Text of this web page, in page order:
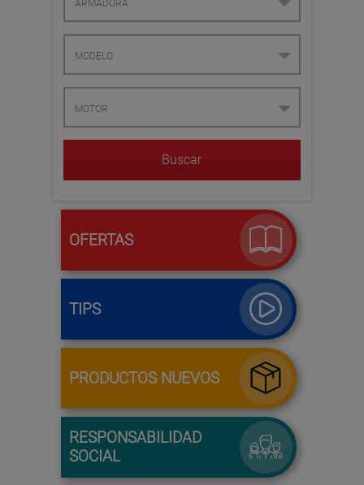
Buscar
OFERTAS
TIPS
PRODUCTOS NUEVOS
RESPONSABILIDAD
SOCIAL